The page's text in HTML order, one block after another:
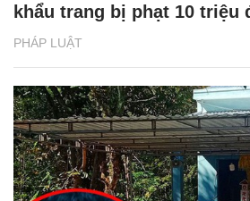
PHÁP LUẬT
khẩu trang bị phạt 10 triệu